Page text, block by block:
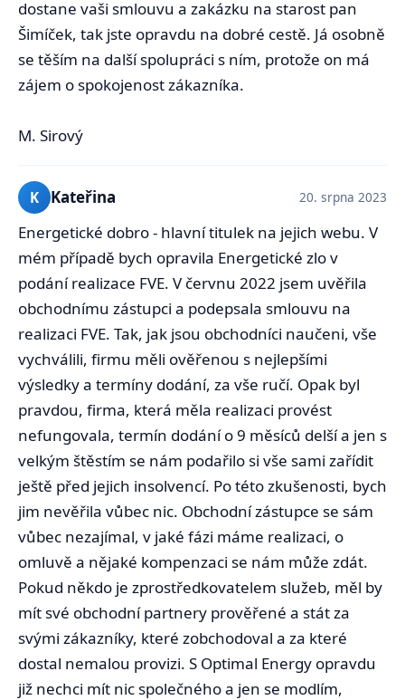
dostane vaši smlouvu a zakázku na starost pan
Šimíček, tak jste opravdu na dobré cestě. Já osobně
se těším na další spolupráci s ním, protože on má
zájem o spokojenost zákazníka.
M. Sirový
K Kateřina 20. srpna 2023
Energetické dobro - hlavní titulek na jejich webu. V
mém případě bych opravila Energetické zlo v
podání realizace FVE. V červnu 2022 jsem uvěřila
obchodnímu zástupci a podepsala smlouvu na
realizaci FVE. Tak, jak jsou obchodníci naučeni, vše
vychválili, firmu měli ověřenou s nejlepšími
výsledky a termíny dodání, za vše ručí. Opak byl
pravdou, firma, která měla realizaci provést
nefungovala, termín dodání o 9 měsíců delší a jen s
velkým štěstím se nám podařilo si vše sami zařídit
ještě před jejich insolvencí. Po této zkušenosti, bych
jim nevěřila vůbec nic. Obchodní zástupce se sám
vůbec nezajímal, v jaké fázi máme realizaci, o
omluvě a nějaké kompenzaci se nám může zdát.
Pokud někdo je zprostředkovatelem služeb, měl by
mít své obchodní partnery prověřené a stát za
svými zákazníky, které zobchodoval a za které
dostal nemalou provizi. S Optimal Energy opravdu
již nechci mít nic společného a jen se modlím,